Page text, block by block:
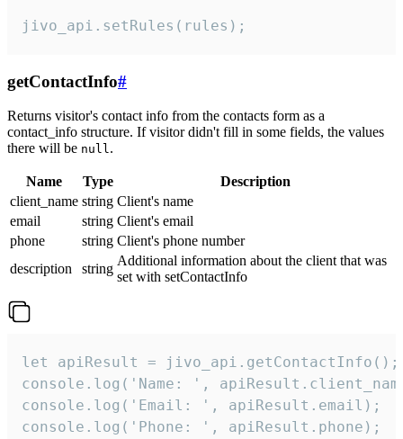
jivo_api.setRules(rules);
getContactInfo#
Returns visitor's contact info from the contacts form as a
contact_info structure. If visitor didn't fill in some fields, the values
there will be null.
Name Type
Description
client_name string Client's name
email
string Client's email
phone
string Client's phone number
description
string
Additional information about the client that was
set with setContactInfo
let apiResult = jivo_api.getContactInfo();
console.log('Name: ',
console.log('Email: ', apiResult.email);
console.log('Phone: ', apiResult.phone);